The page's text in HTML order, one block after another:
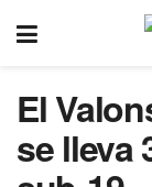
El
se lleva